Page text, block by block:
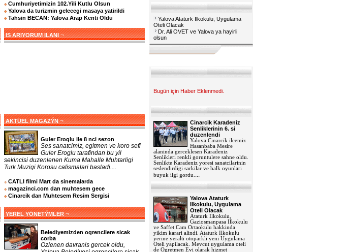
Cumhuriyetimizin 102.Yili Kutlu Olsun
Yalova da turizmin gelecegi masaya yatirildi
Tahsin BECAN: Yalova Arap Kenti Oldu
IS ARIYORUM ILANI ¬
AKTÜEL MAGAZÝN ¬
Guler Eroglu ile 8 nci sezon
Ses sanatcimiz, egitmen ve koro sefi
Guler Eroglu tarafindan bu yil
sekincisi duzenlenen Kuma Mahalle Muhtarligi
Turk Muzigi Korosu calismalari basladi....
CATLI filmi Mart da sinemalarda
magazinci.com dan muhtesem gece
Cinarcik dan Muhtesem Resim Sergisi
YEREL YÖNETÝMLER ¬
Belediyemizden ogrencilere sicak
corba
Ozlenen davranis gercek oldu,
Yalova Ataturk Ilkokulu, Uygulama
Oteli Olacak
Dr. Ali OVET ve Yalova ya hayirli
olsun
Bugün için Haber Eklenmedi.
Cinarcik Karadeniz
Senliklerinin 6. si
duzenlendi
Yalova Cinarcik ilcemiz
Hasanbaba Mesire
alaninda gerceklesen Karadeniz
Senlikleri renkli goruntulere sahne oldu.
Senlikte Karadeniz yoresi sanatcilarinin
seslendirdigi sarkilar ve halk oyunlari
buyuk ilgi gordu....
Yalova Ataturk
Ilkokulu, Uygulama
Oteli Olacak
Ataturk Ilkokulu,
Gaziosmanpasa Ilkokulu
ve Saffet Cam Ortaokulu hakkinda
yikim karari alindi. Ataturk Ilkokulu
yerine yeralti otoparkli yeni Uygulama
Oteli yapilacak. Mevcut uygulama oteli
de Ogretmen Evi olarak hizmet